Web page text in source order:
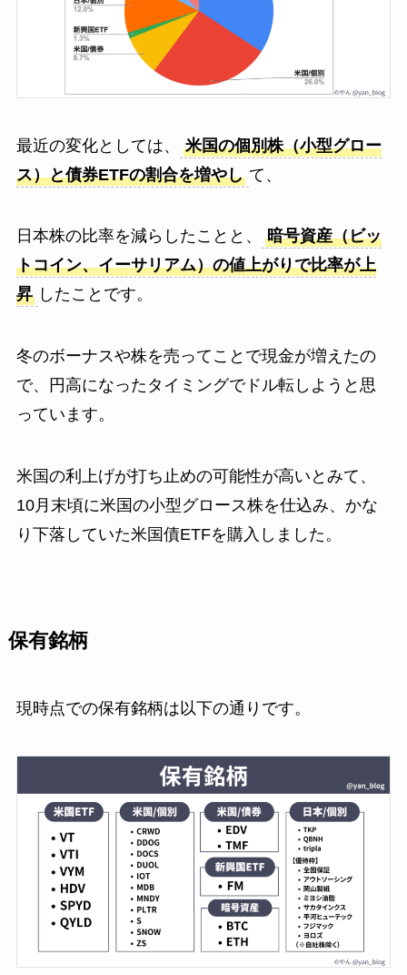
最近の変化としては、
米国の個別株（小型グロー
ス）と債券ETFの割合を増やし て、
日本株の比率を減らしたことと、
暗号資産（ビッ
トコイン、イーサリアム）の値上がりで比率が上
昇 したことです。
冬のボーナスや株を売ってことで現金が増えたの
で、円高になったタイミングでドル転しようと思
っています。
米国の利上げが打ち止めの可能性が高いとみて、
10月末頃に米国の小型グロース株を仕込み、かな
り下落していた米国債ETFを購入しました。
保有銘柄
現時点での保有銘柄は以下の通りです。